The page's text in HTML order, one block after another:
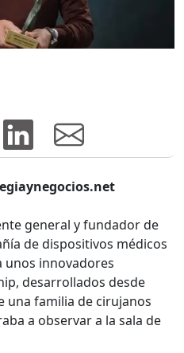
general y fundador de
de dispositivos médicos
unos innovadores
desarrollados desde
una familia de cirujanos
a observar a la sala de